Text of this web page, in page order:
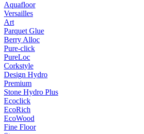
Aquafloor
Versailles
Art
Parquet Glue
Berry Alloc
Pure-click
PureLoc
Corkstyle
Design Hydro
Premium
Stone Hydro Plus
Ecoclick
EcoRich
EcoWood
Fine Floor